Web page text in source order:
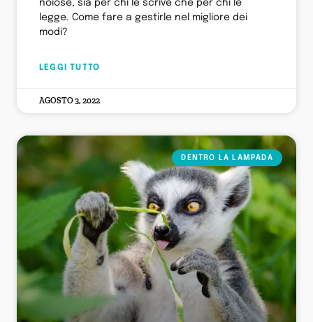
noiose, sia per chi le scrive che per chi le
legge. Come fare a gestirle nel migliore dei
modi?
LEGGI TUTTO
AGOSTO 3, 2022
DENTRO LA LAMPADA